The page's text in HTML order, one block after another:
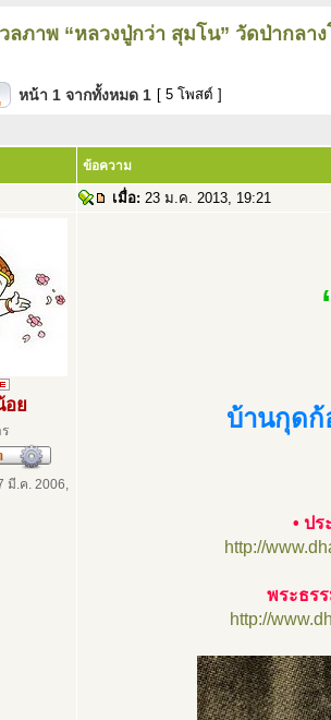
ลภาพ “หลวงปู่กว่า สุมโน” วัดป่ากลา
หน้า 1 จากทั้งหมด 1 [ 5 โพสต์ ]
ข้อความ
เมื่อ: 23 ม.ค. 2013, 19:21
อย
มี.ค. 2006,
บ้านกุด
• ป
http://
พระธร
http://